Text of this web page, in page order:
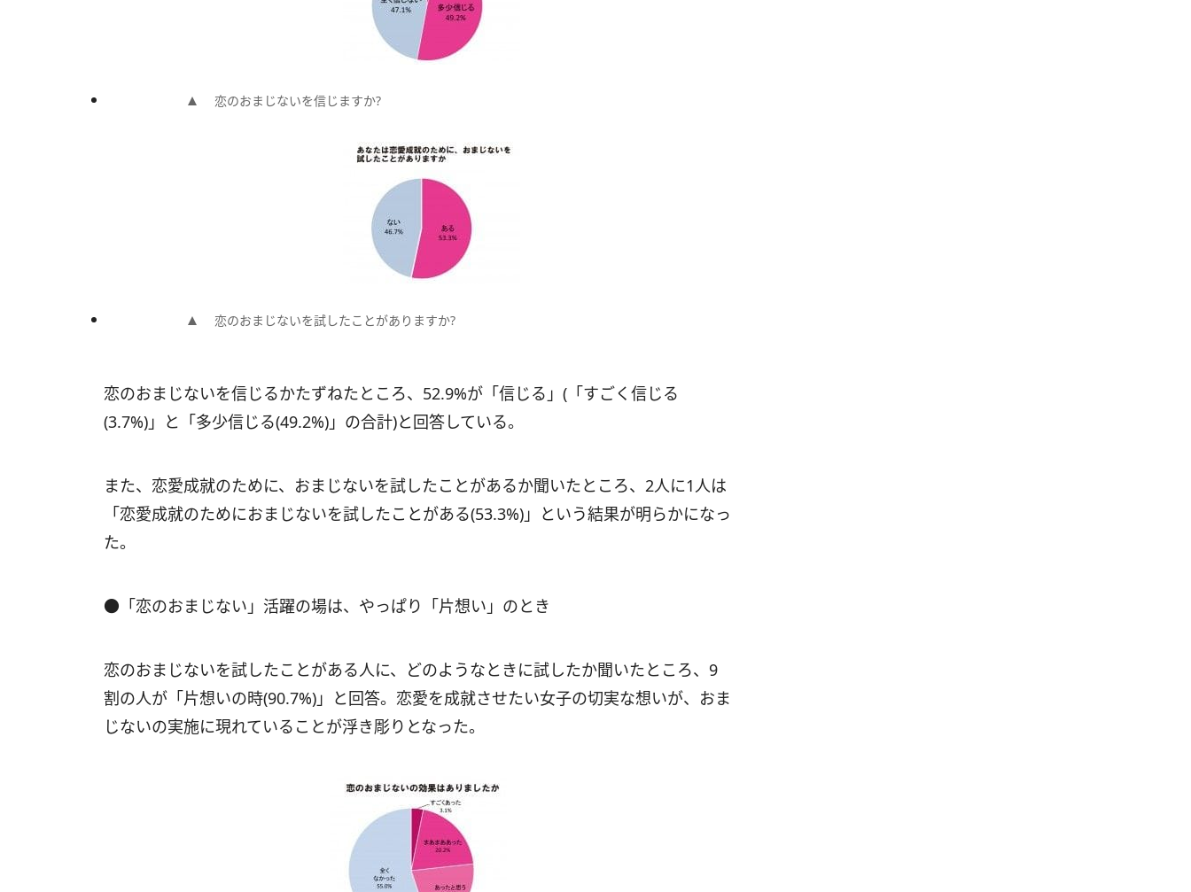
恋のおまじないを信じますか?
恋のおまじないを試したことがありますか?
恋のおまじないを信じるかたずねたところ、52.9%が「信じる」(「すごく信じる
(3.7%)」と「多少信じる(49.2%)」の合計)と回答している。
また、恋愛成就のために、おまじないを試したことがあるか聞いたところ、2人に1人は
「恋愛成就のためにおまじないを試したことがある(53.3%)」という結果が明らかになっ
た。
●「恋のおまじない」活躍の場は、やっぱり「片想い」のとき
恋のおまじないを試したことがある人に、どのようなときに試したか聞いたところ、9
割の人が「片想いの時(90.7%)」と回答。恋愛を成就させたい女子の切実な想いが、おま
じないの実施に現れていることが浮き彫りとなった。